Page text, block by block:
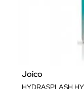
Joico
HYDRASPLASH